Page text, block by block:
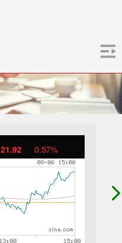
21.92 0.57%